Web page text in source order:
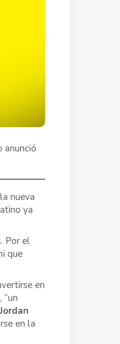
anunció
nueva
ya
Por el
que
en
, “un
Jordan
en la